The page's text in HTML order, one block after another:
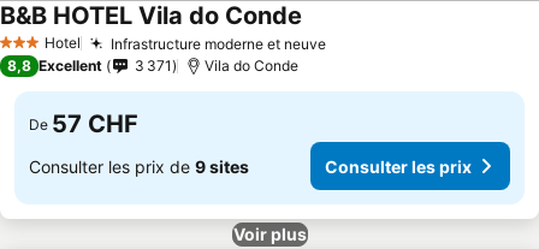
3 ÉtoilesHotel Infrastructure moderne et neuve
B&B HOTEL Vila do Conde
8,8 Excellent 3 371 Vila do Conde
De 57 CHF
Consulter les prix de 9 sites Consulter les prix
Voir plus